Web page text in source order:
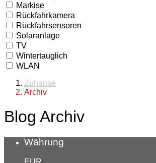
Markise
Rückfahrkamera
Rückfahrsensoren
Solaranlage
TV
Wintertauglich
WLAN
Zuhause
Archiv
Blog Archiv
Währung